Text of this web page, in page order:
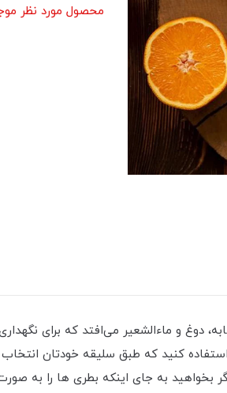
محصول مورد نظر
دوغ و ماءالشعیر می‌افتد که برای
کنید که طبق سلیقه خودتان
به جای اینکه بطری ها را به